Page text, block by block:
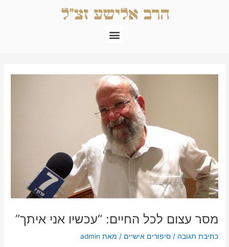
תפריט
מסר עצום לכל החיים: “עכשיו אני איתך”
כתיבת תגובה /סיפורים אישיים / מאת admin